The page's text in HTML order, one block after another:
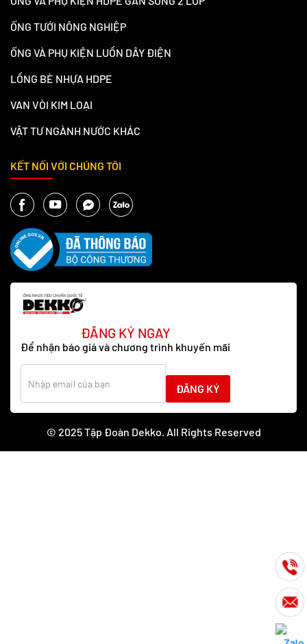
ỐNG TƯỚI NÔNG NGHIỆP
ỐNG VÀ PHỤ KIỆN LUỒN DÂY ĐIỆN
LỒNG BÈ NHỰA HDPE
VAN VÒI KIM LOẠI
VẬT TƯ NGÀNH NƯỚC KHÁC
KẾT NỐI VỚI CHÚNG TÔI
ĐĂNG KÝ NGAY
Để nhận báo giá và chương trình khuyến mãi
ĐĂNG KÝ
© 2025 Tập Đoàn Dekko. All Rights Reserved